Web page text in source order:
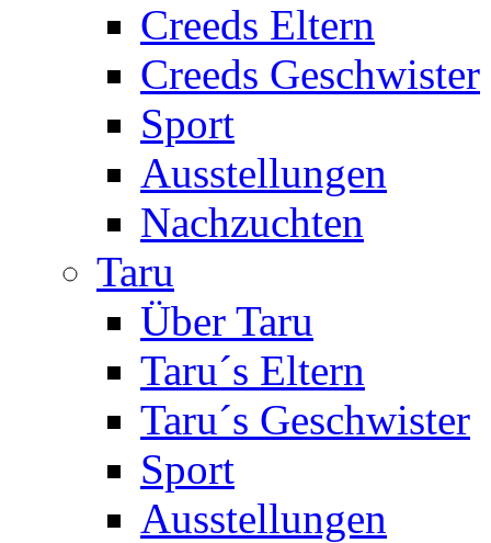
Creeds Eltern
Creeds Geschwister
Sport
Ausstellungen
Nachzuchten
Taru
Über Taru
Taru´s Eltern
Taru´s Geschwister
Sport
Ausstellungen